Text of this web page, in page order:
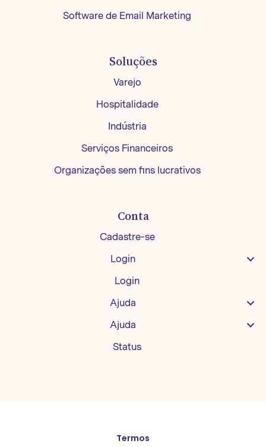
Software de Email Marketing
Soluções
Varejo
Hospitalidade
Indústria
Serviços Financeiros
Organizações sem fins lucrativos
Conta
Cadastre-se
Login
Login
Ajuda
Ajuda
Status
Termos
English